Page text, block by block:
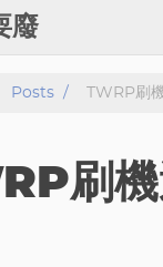
廢
Posts TWRP刷
刷